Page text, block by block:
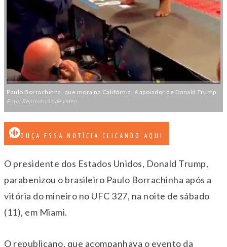
Paulo Borrachinha, que mora na Califórnia, é apoiador de Donald Trump
Foto: Reprodução de vídeo
OUÇA ESSA NOTÍCIA CLICANDO AQUI
O presidente dos Estados Unidos, Donald Trump,
parabenizou o brasileiro Paulo Borrachinha após a
vitória do mineiro no UFC 327, na noite de sábado
(11), em Miami.
O republicano, que acompanhava o evento da